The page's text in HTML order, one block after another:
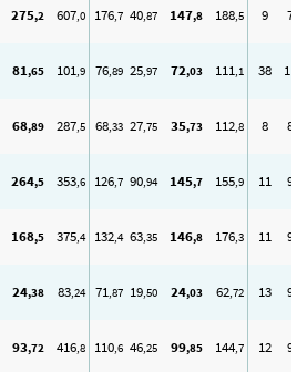
275,2 607,0 176,7 40,87 147,8 188,5 9 7
81,65 101,9 76,89 25,97 72,03 111,1 38 11
68,89 287,5 68,33 27,75 35,73 112,8 8 8
264,5 353,6 126,7 90,94 145,7 155,9 11 9
168,5 375,4 132,4 63,35 146,8 176,3 11 9
24,38 83,24 71,87 19,50 24,03 62,72 13 9
93,72 416,8 110,6 46,25 99,85 144,7 12 9